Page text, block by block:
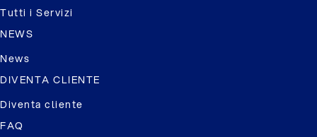
Tutti i Servizi
NEWS
News
DIVENTA CLIENTE
Diventa cliente
FAQ